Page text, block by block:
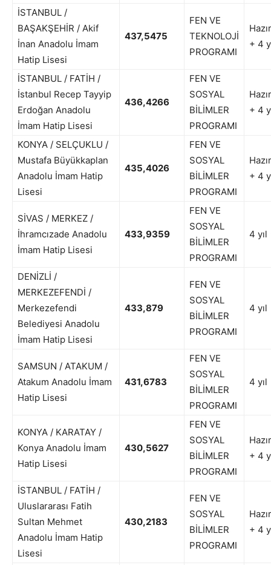
İSTANBUL /
BAŞAKŞEHİR / Akif
İnan Anadolu İmam
Hatip Lisesi
437,5475
FEN VE
TEKNOLOJİ
PROGRAMI
+ 4
İSTANBUL / FATİH /
İstanbul Recep Tayyip
Erdoğan Anadolu
İmam Hatip Lisesi
436,4266
FEN VE
SOSYAL
BİLİMLER
PROGRAMI
+ 4
KONYA / SELÇUKLU /
Mustafa Büyükkaplan
Anadolu İmam Hatip
Lisesi
435,4026
FEN VE
SOSYAL
BİLİMLER
PROGRAMI
+ 4
SİVAS / MERKEZ /
İhramcızade Anadolu
İmam Hatip Lisesi
433,9359
FEN VE
SOSYAL
BİLİMLER
PROGRAMI
4 yıl
DENİZLİ /
MERKEZEFENDİ /
Merkezefendi
Belediyesi Anadolu
İmam Hatip Lisesi
433,879
FEN VE
SOSYAL
BİLİMLER
PROGRAMI
4 yıl
SAMSUN / ATAKUM /
Atakum Anadolu İmam
Hatip Lisesi
431,6783
FEN VE
SOSYAL
BİLİMLER
PROGRAMI
4 yıl
KONYA / KARATAY /
Konya Anadolu İmam
Hatip Lisesi
430,5627
FEN VE
SOSYAL
BİLİMLER
PROGRAMI
+ 4
İSTANBUL / FATİH /
Uluslararası Fatih
Sultan Mehmet
Anadolu İmam Hatip
Lisesi
430,2183
FEN VE
SOSYAL
BİLİMLER
PROGRAMI
+ 4